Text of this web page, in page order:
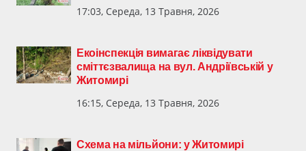
17:03, Середа, 13 Травня, 2026
Екоінспекція вимагає ліквідувати
сміттєзвалища на вул. Андріївській у
Житомирі
16:15, Середа, 13 Травня, 2026
Схема на мільйони: у Житомирі